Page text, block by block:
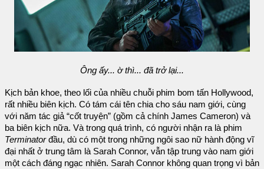
Ông ấy... ờ thì... đã trở lại...
Kịch bản khoe, theo lối của nhiều chuỗi phim bom tấn Hollywood,
rất nhiều biên kịch. Có tám cái tên chia cho sáu nam giới, cùng
với năm tác giả “cốt truyện” (gồm cả chính James Cameron) và
ba biên kịch nữa. Và trong quá trình, có người nhận ra là phim
Terminatorđầu, dù có một trong những ngôi sao nữ hành động vĩ
đại nhất ở trung tâm là Sarah Connor, vẫn tập trung vào nam giới
một cách đáng ngạc nhiên. Sarah Connor không quan trọng vì bản